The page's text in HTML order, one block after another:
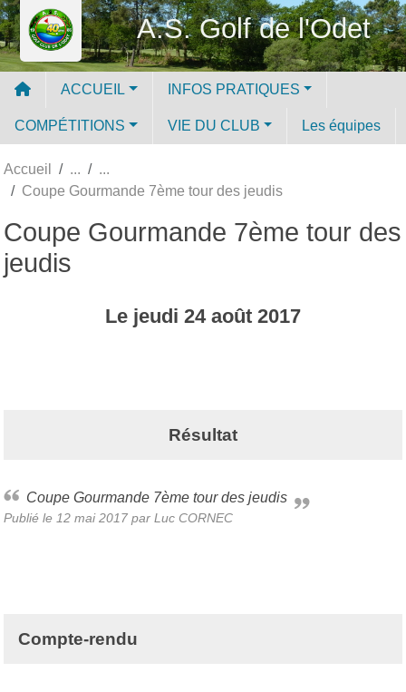
A.S. Golf de l'Odet
ACCUEIL INFOS PRATIQUES
COMPÉTITIONS VIE DU CLUB Les équipes
Accueil
Coupe Gourmande 7ème tour des jeudis
Coupe Gourmande 7ème tour des
jeudis
Le jeudi 24 août 2017
Résultat
Coupe Gourmande 7ème tour des jeudis
Publié le 12 mai 2017 par Luc CORNEC
Compte-rendu
Panneau de gestion des cookies